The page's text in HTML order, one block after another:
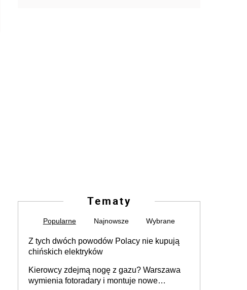
Tematy
Popularne Najnowsze Wybrane
Z tych dwóch powodów Polacy nie kupują
chińskich elektryków
Kierowcy zdejmą nogę z gazu? Warszawa
wymienia fotoradary i montuje nowe